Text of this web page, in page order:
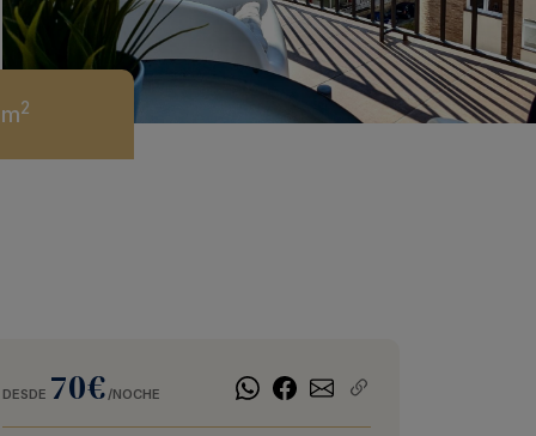
2
DESDE 70€/NOCHE